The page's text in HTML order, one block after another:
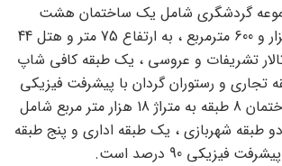
گردشگری شامل یک ساختمان هشت
طبقه به متراژ 15 هزار و 600 مترمربع ، به ارتفاع 75 متر و هتل 44
تشریفات و عروسی ، یک طبقه کافی شاپ
تجاری و رستوران گردان با پیشرفت فیزیکی
75 درصد ، یک ساختمان 8 طبقه به متراژ 18 هزار متر مربع شامل
طبقه شهربازی ، یک طبقه اداری و پنج طبقه
فیزیکی 90 درصد است.